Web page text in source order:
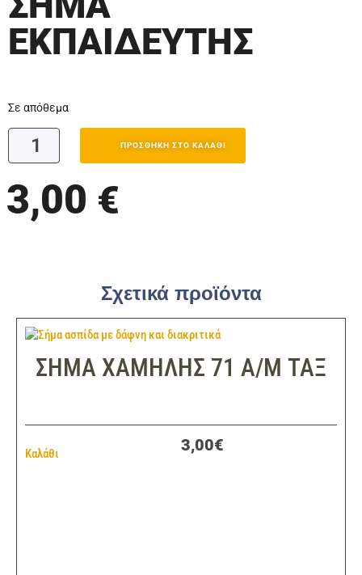
ΕΚΠΑΙΔΕΥΤΗΣ
Σε απόθεμα
ΠΡΟΣΘΉΚΗ ΣΤΟ ΚΑΛΆΘΙ
3,00 €
Σχετικά προϊόντα
ΣΗΜΑ ΧΑΜΗΛΗΣ 71 Α/Μ ΤΑΞ
Καλάθι 3,00€